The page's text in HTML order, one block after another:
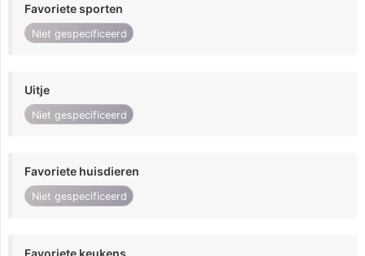
Favoriete sporten
Niet gespecificeerd
Uitje
Niet gespecificeerd
Favoriete huisdieren
Niet gespecificeerd
Favoriete keukens